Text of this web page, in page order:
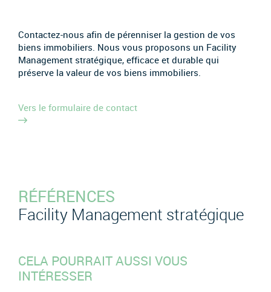
Contactez-nous afin de pérenniser la gestion de vos
biens immobiliers. Nous vous proposons un Facility
Management stratégique, efficace et durable qui
préserve la valeur de vos biens immobiliers.
Vers le formulaire de contact
RÉFÉRENCES
Facility Management stratégique
CELA POURRAIT AUSSI VOUS
INTÉRESSER